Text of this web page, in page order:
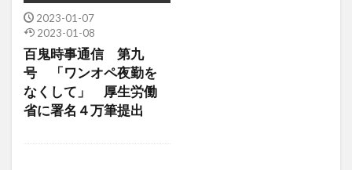
2023-01-07
2023-01-08
百鬼時事通信 第九
号 「ワンオペ夜勤を
なくして」 厚生労働
省に署名４万筆提出